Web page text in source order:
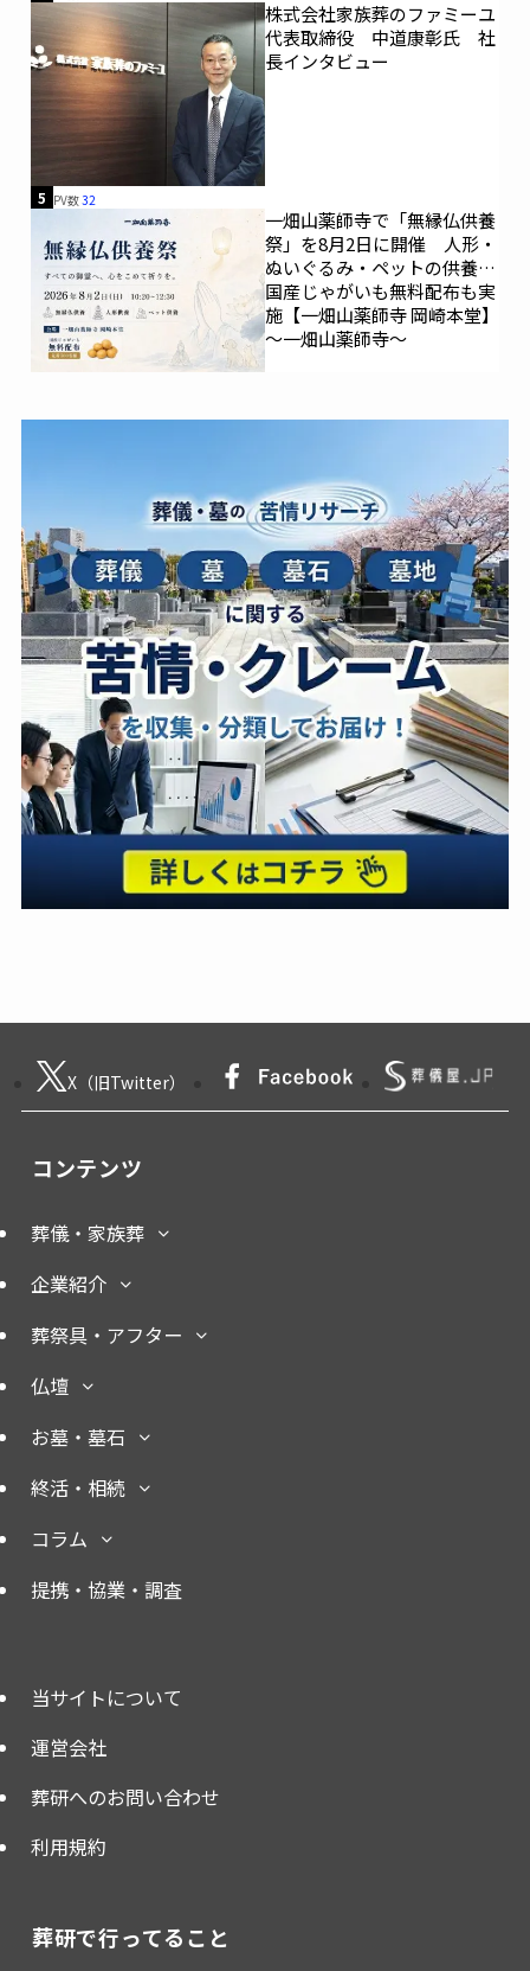
株式会社家族葬のファミーユ
代表取締役 中道康彰氏 社
長インタビュー
5 PV数32
一畑山薬師寺で「無縁仏供養
祭」を8月2日に開催 人形・
ぬいぐるみ・ペットの供養、
国産じゃがいも無料配布も実
施【一畑山薬師寺 岡崎本堂】
～一畑山薬師寺～
X（旧Twitter）
コンテンツ
葬儀・家族葬
企業紹介
葬祭具・アフター
仏壇
お墓・墓石
終活・相続
コラム
提携・協業・調査
当サイトについて
運営会社
葬研へのお問い合わせ
利用規約
葬研で行ってること